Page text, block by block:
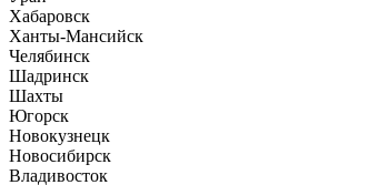
Хабаровск
Ханты-Мансийск
Челябинск
Шадринск
Шахты
Югорск
Новокузнецк
Новосибирск
Владивосток